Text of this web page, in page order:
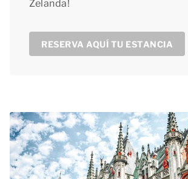
Zelanda!
RESERVA AQUÍ TU ESTANCIA